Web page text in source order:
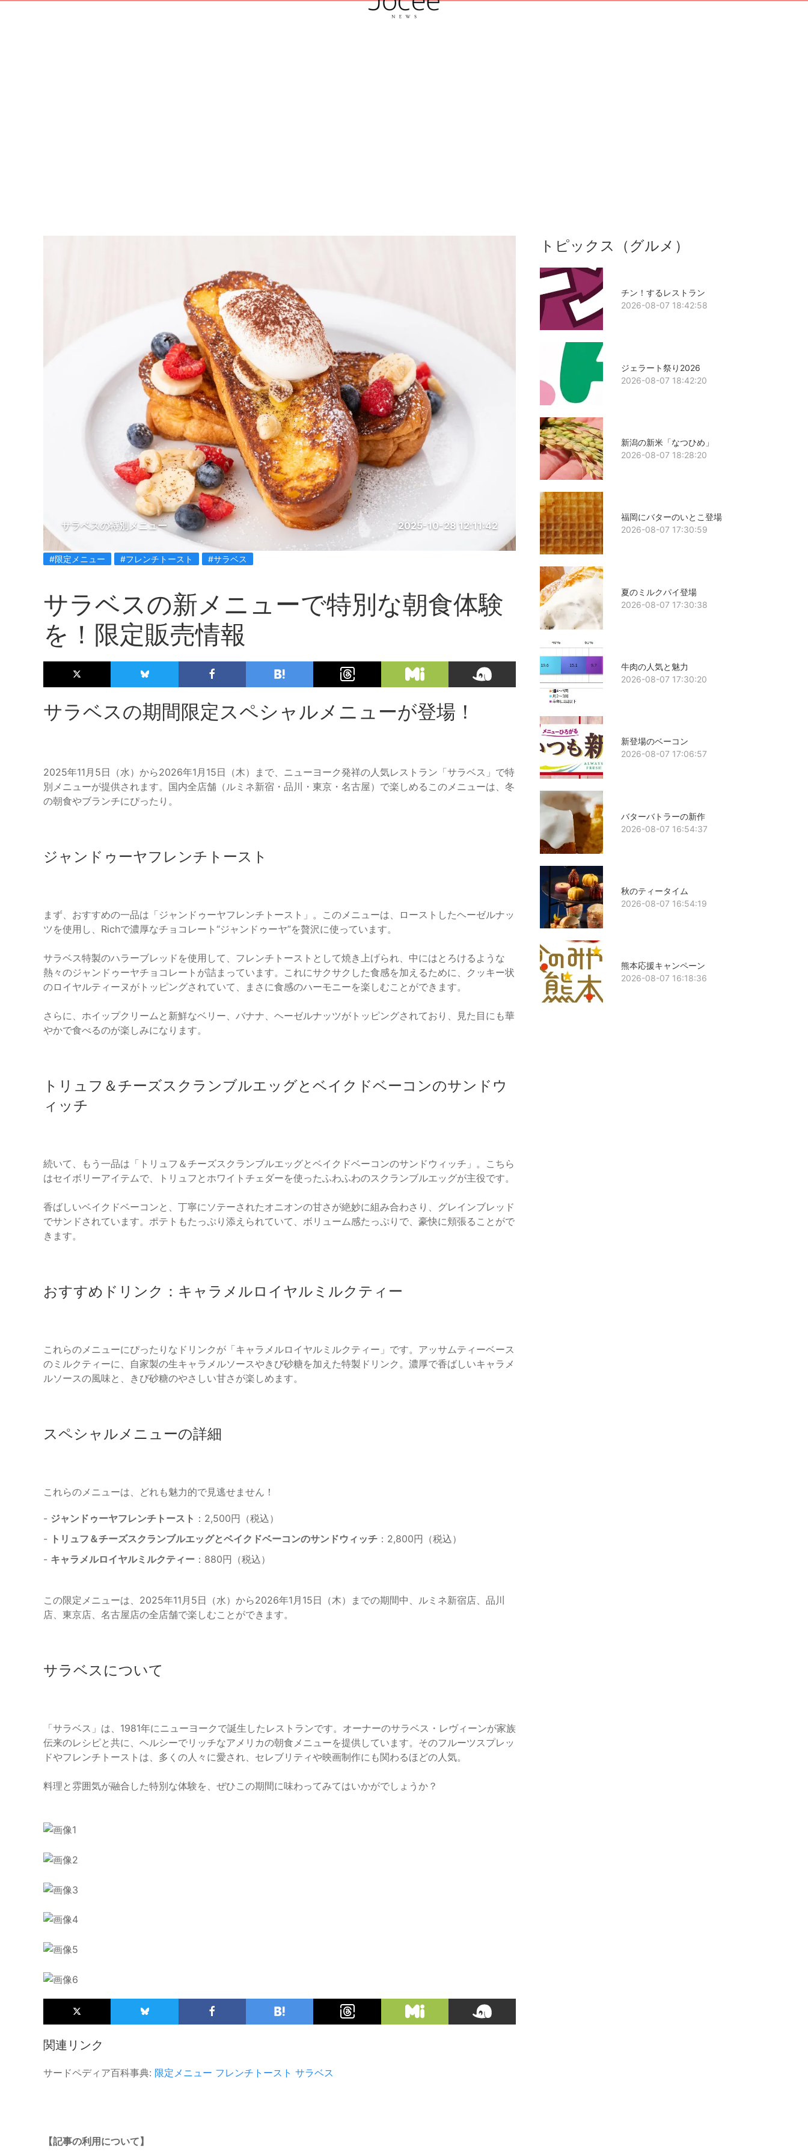
サラベスの特別メニュー 2025-10-28 12:11:42
#限定メニュー #フレンチトースト #サラベス
サラベスの新メニューで特別な朝食体験
を！限定販売情報
サラベスの期間限定スペシャルメニューが登場！
2025年11月5日（水）から2026年1月15日（木）まで、ニューヨーク発祥の人気レストラン「サラベス」で特
別メニューが提供されます。国内全店舗（ルミネ新宿・品川・東京・名古屋）で楽しめるこのメニューは、冬
の朝食やブランチにぴったり。
ジャンドゥーヤフレンチトースト
まず、おすすめの一品は「ジャンドゥーヤフレンチトースト」。このメニューは、ローストしたヘーゼルナッ
ツを使用し、Richで濃厚なチョコレート“ジャンドゥーヤ”を贅沢に使っています。
サラベス特製のハラーブレッドを使用して、フレンチトーストとして焼き上げられ、中にはとろけるような
熱々のジャンドゥーヤチョコレートが詰まっています。これにサクサクした食感を加えるために、クッキー状
のロイヤルティーヌがトッピングされていて、まさに食感のハーモニーを楽しむことができます。
さらに、ホイップクリームと新鮮なベリー、バナナ、ヘーゼルナッツがトッピングされており、見た目にも華
やかで食べるのが楽しみになります。
トリュフ＆チーズスクランブルエッグとベイクドベーコンのサンドウ
ィッチ
続いて、もう一品は「トリュフ＆チーズスクランブルエッグとベイクドベーコンのサンドウィッチ」。こちら
はセイボリーアイテムで、トリュフとホワイトチェダーを使ったふわふわのスクランブルエッグが主役です。
香ばしいベイクドベーコンと、丁寧にソテーされたオニオンの甘さが絶妙に組み合わさり、グレインブレッド
でサンドされています。ポテトもたっぷり添えられていて、ボリューム感たっぷりで、豪快に頬張ることがで
きます。
おすすめドリンク：キャラメルロイヤルミルクティー
これらのメニューにぴったりなドリンクが「キャラメルロイヤルミルクティー」です。アッサムティーベース
のミルクティーに、自家製の生キャラメルソースやきび砂糖を加えた特製ドリンク。濃厚で香ばしいキャラメ
ルソースの風味と、きび砂糖のやさしい甘さが楽しめます。
スペシャルメニューの詳細
これらのメニューは、どれも魅力的で見逃せません！
- ジャンドゥーヤフレンチトースト ：2,500円（税込）
- トリュフ＆チーズスクランブルエッグとベイクドベーコンのサンドウィッチ ：2,800円（税込）
- キャラメルロイヤルミルクティー ：880円（税込）
この限定メニューは、2025年11月5日（水）から2026年1月15日（木）までの期間中、ルミネ新宿店、品川
店、東京店、名古屋店の全店舗で楽しむことができます。
サラベスについて
「サラベス」は、1981年にニューヨークで誕生したレストランです。オーナーのサラベス・レヴィーンが家族
伝来のレシピと共に、ヘルシーでリッチなアメリカの朝食メニューを提供しています。そのフルーツスプレッ
ドやフレンチトーストは、多くの人々に愛され、セレブリティや映画制作にも関わるほどの人気。
料理と雰囲気が融合した特別な体験を、ぜひこの期間に味わってみてはいかがでしょうか？
関連リンク
サードペディア百科事典: 限定メニュー フレンチトースト サラベス
トピックス（グルメ）
チン！するレストラン
2026-08-07 18:42:58
ジェラート祭り2026
2026-08-07 18:42:20
新潟の新米「なつひめ」
2026-08-07 18:28:20
福岡にバターのいとこ登場
2026-08-07 17:30:59
夏のミルクパイ登場
2026-08-07 17:30:38
牛肉の人気と魅力
2026-08-07 17:30:20
新登場のベーコン
2026-08-07 17:06:57
バターバトラーの新作
2026-08-07 16:54:37
秋のティータイム
2026-08-07 16:54:19
熊本応援キャンペーン
2026-08-07 16:18:36
【記事の利用について】